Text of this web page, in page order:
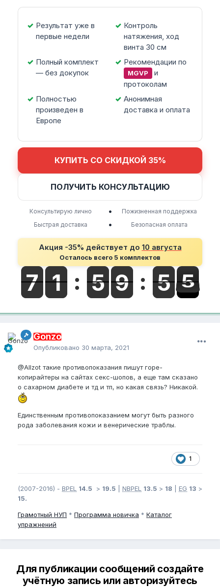
Результат уже в
первые недели
Контроль
натяжения, ход
винта 30 см
Полный комплект
— без докупок
Рекомендации по
MGVP
и
протоколам
Полностью
произведен в
Европе
Анонимная
доставка и оплата
КУПИТЬ СО СКИДКОЙ 35%
ПОЛУЧИТЬ КОНСУЛЬТАЦИЮ
Консультирую лично •
Пожизненная поддержка
Быстрая доставка
• Безопасная оплата
Акция -35% действует до 10 августа
Осталось всего 5 комплектов
Gonzo
Опубликовано 30 марта, 2021
@Allzot такие противопоказания пишут горе-
копирайтеры на сайтах секс-шопов, а еще там сказано
о сахарном диабете и тд и тп, но какая связь? Никакой.
Единственным противопоказанием могут быть разного
рода заболевания кожи и венерические траблы.
1
(2007-2016) - BPEL 14.5 > 19.5 NBPEL 13.5 > 18 EG 13 >
15.
Грамотный НУП * Программа новичка * Каталог
упражнений
Для публикации сообщений создайте
учётную запись или авторизуйтесь